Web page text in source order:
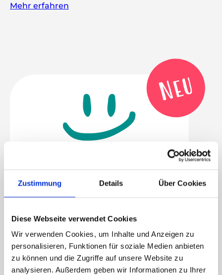
Zustimmung Details Über Cookies
Diese Webseite verwendet Cookies
Wir verwenden Cookies, um Inhalte und Anzeigen zu
personalisieren, Funktionen für soziale Medien anbieten
zu können und die Zugriffe auf unsere Website zu
analysieren. Außerdem geben wir Informationen zu Ihrer
Mehr erfahren
Krafttraining für Einsteiger
Dieser Kurs ist Dein Einstieg in ein aktiveres,
kraftvolleres Leben. Gemeinsam mit Tom
baust Du funktional Deine Muskulatur auf –